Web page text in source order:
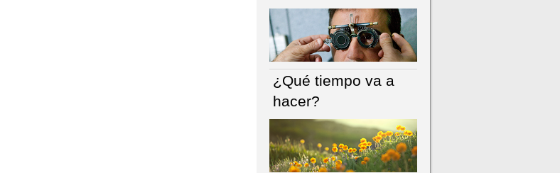
¿Qué tiempo va a
hacer?